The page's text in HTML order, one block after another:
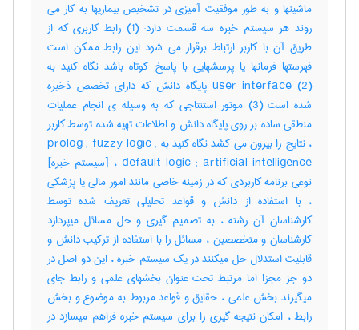
ماشینها و به طور موفقیت آمیزی در تشخیص بیماریها به کار می
روند هر سیستم خبره سه قسمت دارد: (1) رابط کاربری که از
طریق آن با کاربر ارتباط برقرار می شود این رابط ممکن است
فهرستها فرمانها یا پرسشهایی با پاسخ کوتاه باشد نگاه کنید به
user interface (2) پایگاه دانش که دارای تخصص ذخیره
شده است (3) موتور استنتاجی که به وسیله ی انجام عملیات
منطقی ساده بر روی پایگاه دانش و اطلاعات تهیه شده توسط کاربر
، نتایج را بیرون می کشد نگاه کنید به prolog ; fuzzy logic ;
default logic ; artificial intelligence ، [سیستم خبره]
نوعی برنامه کاربردی که در زمینه خاصی مانند امور مالی یا پزشکی
، با استفاده از دانش و قواعد تحلیلی تعریف شده توسط
کارشناسان آن رشته ، به تصمیم گیری و حل مسائل میپردازد
کارشناسان و متخصصین ، مسائل را با استفاده از ترکیب دانش و
قابلیت استدلال حل میکنند در یک سیستم خبره ، این دو اصل در
دو جز مجزا اما مرتبط تحت عنوان بخشهای علمی و رابط جای
میگیرند بخش علمی ، حقایق و قواعد مربوط به موضوع و بخش
رابط ، امکان نتیجه گیری را برای سیستم خبره فراهم میسازد در